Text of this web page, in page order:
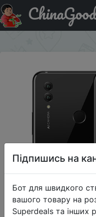
Придбати по акціи
Підпишись на
Бот для швидкого
вашого товару на
Superdeals та інших